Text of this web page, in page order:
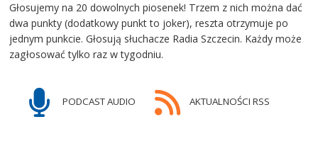
Głosujemy na 20 dowolnych piosenek! Trzem z nich można dać
dwa punkty (dodatkowy punkt to joker), reszta otrzymuje po
jednym punkcie. Głosują słuchacze Radia Szczecin. Każdy może
zagłosować tylko raz w tygodniu.
PODCAST AUDIO AKTUALNOŚCI RSS